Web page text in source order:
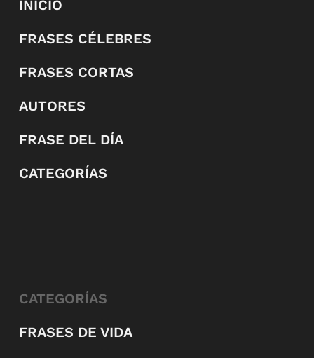
INICIO
FRASES CÉLEBRES
FRASES CORTAS
AUTORES
FRASE DEL DÍA
CATEGORÍAS
CATEGORÍAS
FRASES DE VIDA